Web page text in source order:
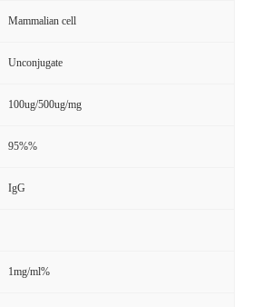
Mammalian cell
Unconjugate
100ug/500ug/mg
95%%
IgG
1mg/ml%